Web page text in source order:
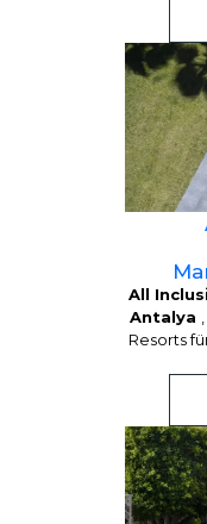
All
Antalya
Resorts